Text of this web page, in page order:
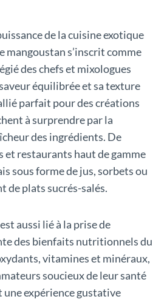
de la cuisine exotique
mangoustan s’inscrit comme
des chefs et mixologues
équilibrée et sa texture
parfait pour des créations
à surprendre par la
des ingrédients. De
et restaurants haut de gamme
sous forme de jus, sorbets ou
de plats sucrés-salés.
aussi lié à la prise de
des bienfaits nutritionnels du
vitamines et minéraux,
soucieux de leur santé
expérience gustative